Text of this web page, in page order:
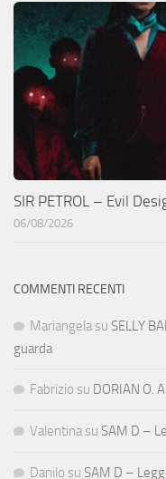
SIR PETROL – Evil
06/08/2026
COMMENTI RECENTI
Mariangela su SELLY
guarda
Fabrizio su DORIAN O.
Valentina su SAM D –
Danilo su SAM D –